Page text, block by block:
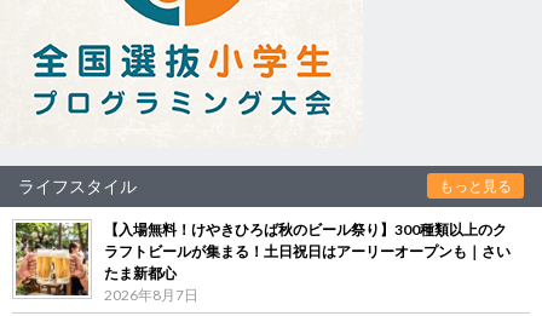
ライフスタイル もっと見る
【入場無料！けやきひろば秋のビール祭り】300種類以上のク
ラフトビールが集まる！土日祝日はアーリーオープンも｜さい
たま新都心
2026年8月7日